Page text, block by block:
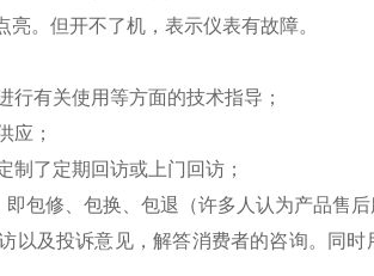
。但开不了机，表示仪表有故障。
行有关使用等方面的技术指导；
应；
制了定期回访或上门回访；
即包修、包换、包退（许多人认为产品售
以及投诉意见，解答消费者的咨询。同